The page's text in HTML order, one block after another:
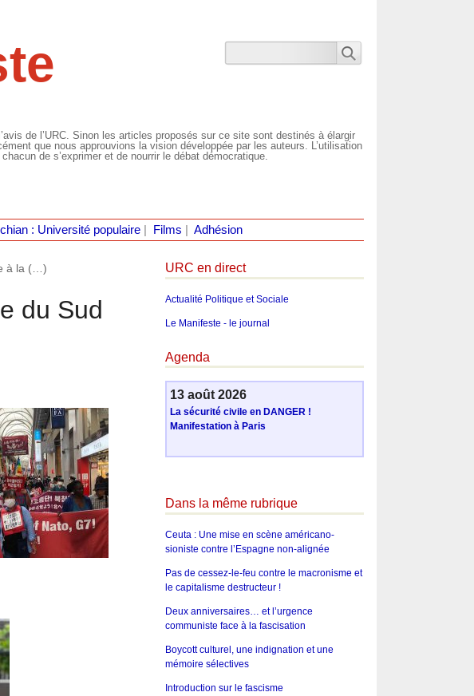
de l’URC. Sinon les articles proposés sur ce site sont destinés à élargir
que nous approuvions la vision développée par les auteurs. L’utilisation
de s’exprimer et de nourrir le débat démocratique.
: Université populaire| Films Adhésion
à la (…)
du Sud
URC en direct
Actualité Politique et Sociale
Le Manifeste - le journal
Agenda
13 août 2026
La sécurité civile en DANGER !
Manifestation à Paris
Dans la même rubrique
Ceuta : Une mise en scène américano-
sioniste contre l’Espagne non-alignée
Pas de cessez-le-feu contre le macronisme et
le capitalisme destructeur !
Deux anniversaires… et l’urgence
communiste face à la fascisation
Boycott culturel, une indignation et une
mémoire sélectives
Introduction sur le fascisme